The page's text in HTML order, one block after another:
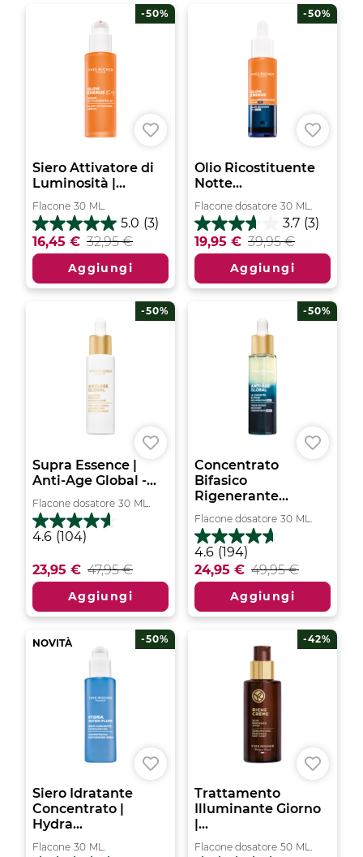
Siero Attivatore di
Luminosità |...
Flacone 30 ML.
5.0 (3)
5.0
su
5
stelle.
3
16,45 € 32,95 €
-50%
Aggiungi
Olio Ricostituente
Notte...
Flacone dosatore 30 ML.
3.7 (3)
3.7
su
5
stelle.
3
19,95 € 39,95 €
-50%
Aggiungi
Supra Essence |
Anti-Age Global -...
Flacone dosatore 30 ML.
4.6 (104)
4.6
5
stelle.
recensioni
23,95 € 47,95 €
-50%
Aggiungi
Concentrato
Bifasico
Rigenerante...
Flacone dosatore 30 ML.
4.6 (194)
4.6
su
5
194
recensioni
24,95 € 49,95 €
-50%
Aggiungi
NOVITÀ
Siero Idratante
Concentrato |
Hydra...
Flacone 30 ML.
-50%
Trattamento
Illuminante Giorno
|...
Flacone dosatore 50 ML.
-42%